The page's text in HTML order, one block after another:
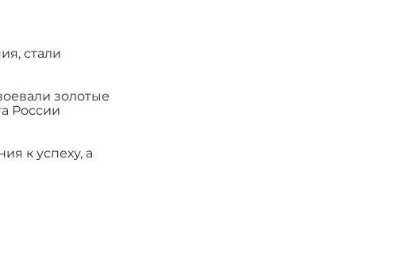
стали
золотые
России
к успеху, а